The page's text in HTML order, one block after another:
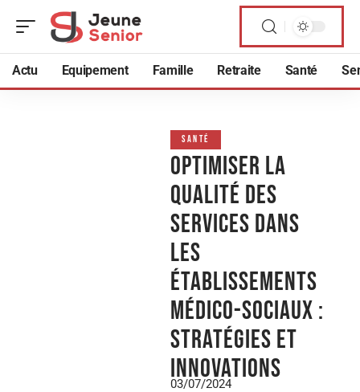
Actu Equipement Famille Retraite Santé
SANTÉ
Optimiser la
qualité des
services dans
les
établissements
médico-sociaux :
Stratégies et
innovations
03/07/2024